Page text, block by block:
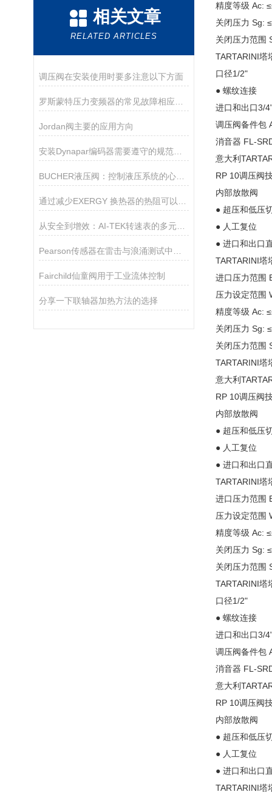
相关文章
RELATED ARTICLES
调压阀在安装使用时要多注意以下方面
Jordan阀主要的应用方向
安装Dynapar编码器需要遵守的规范如下
BUCHER液压阀：控制液压系统的心脏！
Fairchild仙童阀用于工业流体控制
分享一下联轴器加热方法的选择
精度等级 Ac:
关闭压力 Sg:
关闭压力范围
TARTARINI塔
口径1/2"
● 螺纹连接
进口和出口3/
调压阀备件包
消音器 FL-
意大利
RP 10调压阀
内部放散阀
● 超压和低压
● 人工复位
● 进口和出口
TARTARINI塔
进口压力范围
压力设定范围
精度等级 Ac:
关闭压力 Sg:
关闭压力范围
TARTARINI塔
意大利
RP 10调压阀
内部放散阀
● 超压和低压
● 人工复位
● 进口和出口
TARTARINI塔
进口压力范围
压力设定范围
精度等级 Ac:
关闭压力 Sg:
关闭压力范围
TARTARINI塔
口径1/2"
● 螺纹连接
进口和出口3/
调压阀备件包
消音器 FL-
意大利
RP 10调压阀
内部放散阀
● 超压和低压
● 人工复位
● 进口和出口
TARTARINI塔